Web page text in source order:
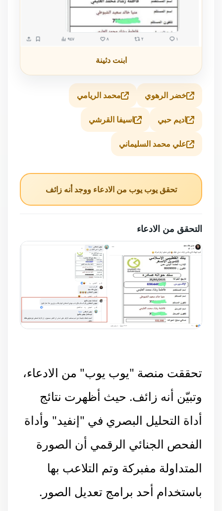
ابنت دثينة
خضر الرهوي محمد الريامي
اديم حبي اسيفا القرشي
علي محمد السليماني
تحقق يوب يوب من الادعاء ووجد أنه زائف
التحقق من الادعاء
تحققت منصة "يوب يوب" من الادعاء،
وتبيّن أنه زائف. حيث أظهرت نتائج
أداة التحليل البصري في "إنفيد" وأداة
الفحص الجنائي الرقمي أن الصورة
المتداولة مفبركة وتم التلاعب بها
باستخدام أحد برامج تعديل الصور.